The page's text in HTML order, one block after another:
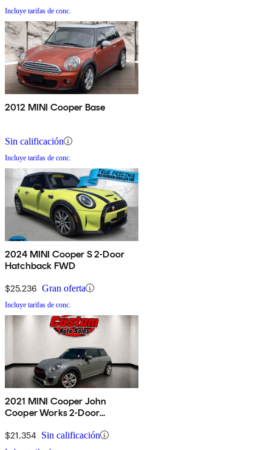
Incluye tarifas de conc.
2012 MINI Cooper Base
Sin calificación
Incluye tarifas de conc.
2024 MINI Cooper S 2-Door
Hatchback FWD
$25,236 Gran oferta
Incluye tarifas de conc.
2021 MINI Cooper John
Cooper Works 2-Door
$21,354 Sin calificación